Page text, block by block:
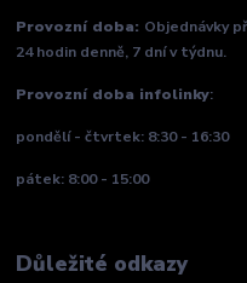
Provozní doba: Objednávky
24 hodin denně, 7 dní v týdnu.
Provozní doba infolinky:
pondělí - čtvrtek: 8:30 - 16:30
pátek: 8:00 - 15:00
Důležité odkazy